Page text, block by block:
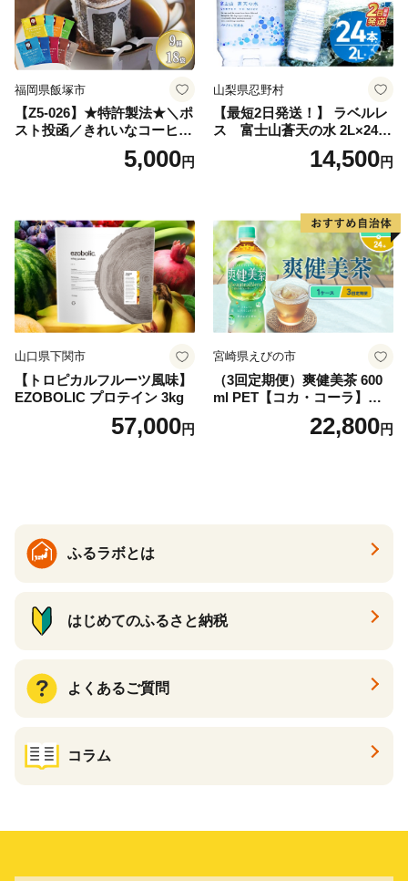
庭用 自宅用 ちゃ りょくちゃ
ふかむしちゃ 急須 甘み 川崎
町 送料無料
福岡県飯塚市
【Z5-026】★特許製法★＼ポ
スト投函／きれいなコーヒー
ドリップバッグ9種セット(18
袋)ゆうパケットでお届け！
5,000円
山梨県忍野村
【最短2日発送！】 ラベルレ
ス 富士山蒼天の水 2L×24本
（4ケース）※離島不可 天然
水 ミネラルウォーター 水 ペ
産 シリカ ミネラル 美容 備蓄
防災 長期保存 富士山 山梨県
忍野村
14,500円
山口県下関市
【トロピカルフルーツ風味】
EZOBOLIC プロテイン 3kg
57,000円
宮崎県えびの市
（3回定期便）爽健美茶 600
ml PET【コカ・コーラ】ペ
ットボトル 1ケース(24本) 定
期便 3回(72本) セット お茶
22,800円
ふるラボとは
はじめてのふるさと納税
よくあるご質問
コラム